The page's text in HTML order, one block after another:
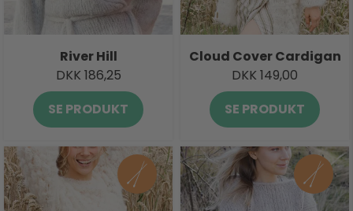
River Hill
DKK 186,25
SE PRODUKT
Cloud Cover Cardigan
DKK 149,00
SE PRODUKT